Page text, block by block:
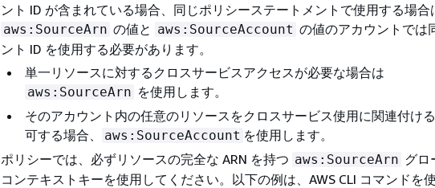
ント ID が含まれている場合、同じポリシーステートメントで使用する場合
aws:SourceArn の値と aws:SourceAccount の値のアカウントでは
ント ID を使用する必要があります。
単一リソースに対するクロスサービスアクセスが必要な場合は
aws:SourceArn を使用します。
そのアカウント内の任意のリソースをクロスサービス使用に関連付け
可する場合、
aws:SourceAccount を使用します。
ポリシーでは、必ずリソースの完全な ARN を持つ aws:SourceArn グロ
コンテキストキーを使用してください。以下の例は、AWS CLI コマンドを使